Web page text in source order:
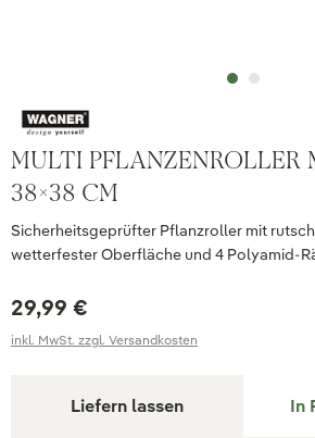
MULTI PFLANZENROLLER
38X38 CM
Sicherheitsgeprüfter Pflanzroller mit
wetterfester Oberfläche und 4 Polyamid-
29,99 €
inkl. MwSt. zzgl. Versandkosten
Liefern lassen In